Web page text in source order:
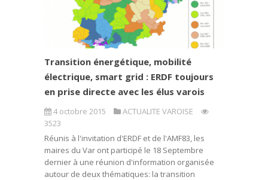
Transition énergétique, mobilité
électrique, smart grid : ERDF toujours
en prise directe avec les élus varois
4 octobre 2015
ACTUALITE VAROISE
3523
Réunis à l'invitation d'ERDF et de l'AMF83, les
maires du Var ont participé le 18 Septembre
dernier à une réunion d'information organisée
autour de deux thématiques: la transition